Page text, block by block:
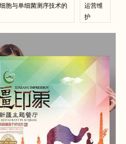
胞与单细菌测序技术的
运营维
护